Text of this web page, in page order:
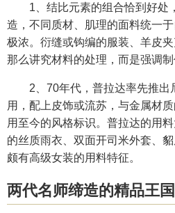
1、结比元素的组合恰到好处
造，不同质材、肌理的面料统一
极浓。衍缝或钩编的服装、羊皮
那么讲究材料的处理，而是强调制
2、70年代，普拉达率先推出
用，配上皮饰或流苏，与金属材质
用至今的风格标识。普拉达的用
的丝质雨衣、双面开司米外套、
颇有高级女装的用料特征。
两代名师缔造的精品王国